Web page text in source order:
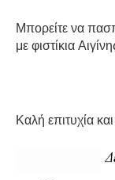
Μπορείτε να
με φιστίκια
Καλή επιτυχία